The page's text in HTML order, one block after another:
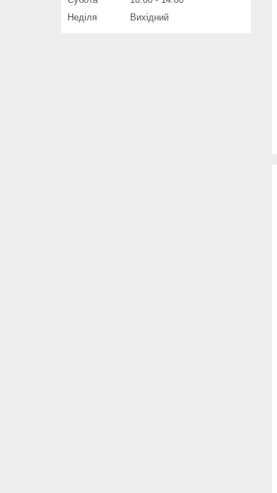
Неділя
Вихідний